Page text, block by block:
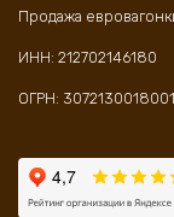
Продажа
ИНН: 212702146180
ОГРН: